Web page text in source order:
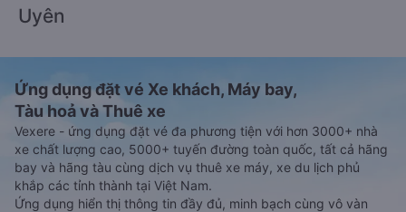
Uyên
Ứng dụng đặt vé Xe khách, Máy bay,
Tàu hoả và Thuê xe
Vexere - ứng dụng đặt vé đa phương tiện với hơn 3000+ nhà
xe chất lượng cao, 5000+ tuyến đường toàn quốc, tất cả hãng
bay và hãng tàu cùng dịch vụ thuê xe máy, xe du lịch phủ
khắp các tỉnh thành tại Việt Nam.
Ứng dụng hiển thị thông tin đầy đủ, minh bạch cùng vô vàn